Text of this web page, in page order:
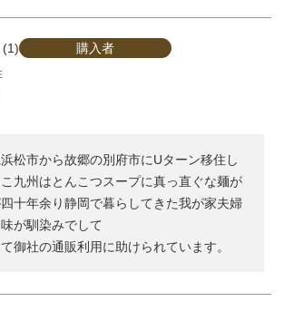
1 購入者
松市から故郷の別府市にUターン移住し
九州はとんこつスープに真っ直ぐな麺が
十年余り静岡で暮らしてきた我が家夫婦
が馴染みでして
御社の通販利用に助けられています。